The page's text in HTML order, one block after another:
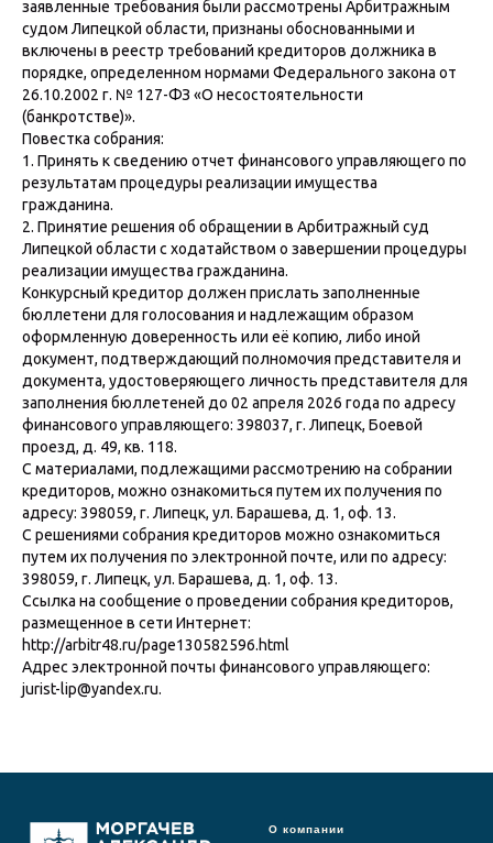
заявленные требования были рассмотрены Арбитражным
судом Липецкой области, признаны обоснованными и
включены в реестр требований кредиторов должника в
порядке, определенном нормами Федерального закона от
26.10.2002 г. № 127-ФЗ «О несостоятельности
(банкротстве)».
Повестка собрания:
1. Принять к сведению отчет финансового управляющего по
результатам процедуры реализации имущества
гражданина.
2. Принятие решения об обращении в Арбитражный суд
Липецкой области с ходатайством о завершении процедуры
реализации имущества гражданина.
Конкурсный кредитор должен прислать заполненные
бюллетени для голосования и надлежащим образом
оформленную доверенность или её копию, либо иной
документ, подтверждающий полномочия представителя и
документа, удостоверяющего личность представителя для
заполнения бюллетеней до 02 апреля 2026 года по адресу
финансового управляющего: 398037, г. Липецк, Боевой
проезд, д. 49, кв. 118.
С материалами, подлежащими рассмотрению на собрании
кредиторов, можно ознакомиться путем их получения по
адресу: 398059, г. Липецк, ул. Барашева, д. 1, оф. 13.
С решениями собрания кредиторов можно ознакомиться
путем их получения по электронной почте, или по адресу:
398059, г. Липецк, ул. Барашева, д. 1, оф. 13.
Ссылка на сообщение о проведении собрания кредиторов,
размещенное в сети Интернет:
http://arbitr48.ru/page130582596.html
Адрес электронной почты финансового управляющего:
jurist-lip@yandex.ru.
О компании